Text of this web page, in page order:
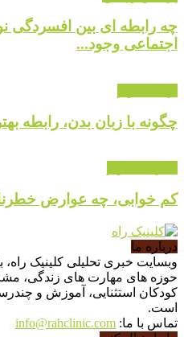
چه رابطه ای بین افسردگی
اجتماعی وجود...
چگونه با زبان بدن، رابطه
کم خوابی، چه عوارض
درباره ما
وبسایت خبری تحلیلی کلینیک راه،
حوزه های مهارت های زندگی،
کودکان استثنایی، آموزش و
است.
تماس با ما: info@rahclinic.com